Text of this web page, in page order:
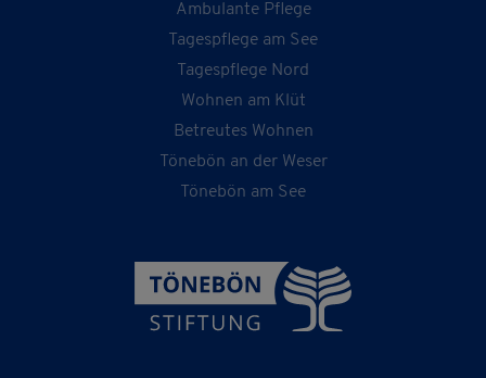
Ambulante Pflege
Tagespflege am See
Tagespflege Nord
Wohnen am Klüt
Betreutes Wohnen
Tönebön an der Weser
Tönebön am See